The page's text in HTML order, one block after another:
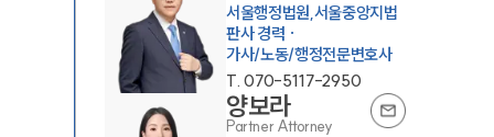
서울행정법원,서울중앙지법
판사 경력 ·
가사/노동/행정전문변호사
T.070-5117-2950
양보라
Partner Attorney